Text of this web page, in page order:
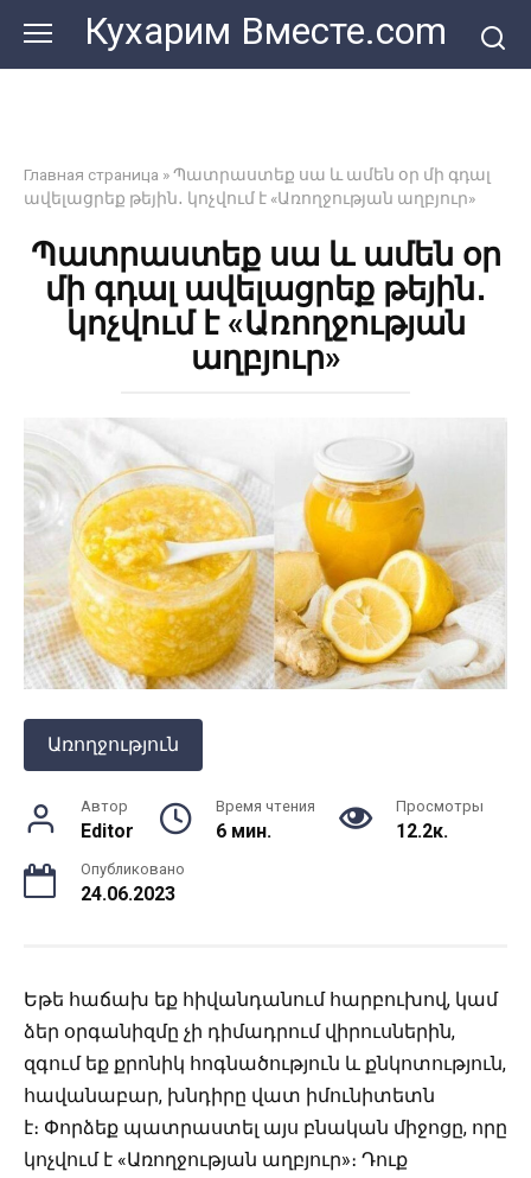
контенту
Кухарим Вместе.com
Главная страница »Պատրաստեք սա և ամեն օր մի գդալ
ավելացրեք թեյին․ կոչվում է «Առողջության աղբյուր»
Պատրաստեք սա և ամեն օր
մի գդալ ավելացրեք թեյին․
կոչվում է «Առողջության
աղբյուր»
Առողջություն
Автор
Editor
Время чтения
6 мин.
Просмотры
12.2к.
Опубликовано
24.06.2023
Եթե հաճախ եք հիվանդանում հարբուխով, կամ
ձեր օրգանիզմը չի դիմադրում վիրուսներին,
զգում եք քրոնիկ հոգնածություն և քնկոտություն,
հավանաբար, խնդիրը վատ իմունիտետն
է։ Փորձեք պատրաստել այս բնական միջոցը, որը
կոչվում է «Առողջության աղբյուր»։ Դուք